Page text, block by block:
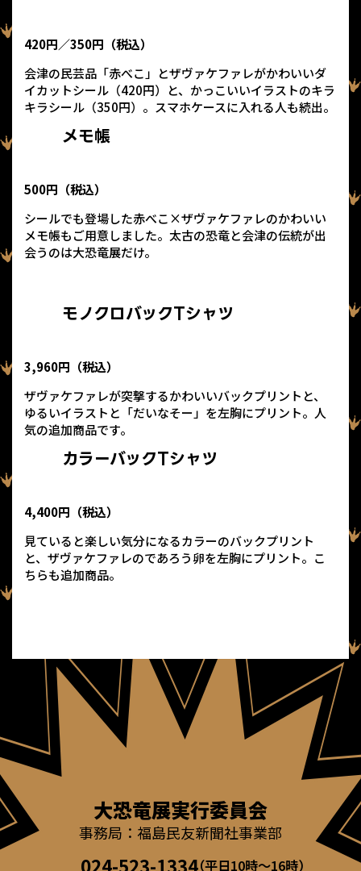
420円／350円（税込）
会津の民芸品「赤べこ」とザヴァケファレがかわいいダ
イカットシール（420円）と、かっこいいイラストのキラ
キラシール（350円）。スマホケースに入れる人も続出。
メモ帳
500円（税込）
シールでも登場した赤べこ×ザヴァケファレのかわいい
メモ帳もご用意しました。太古の恐竜と会津の伝統が出
会うのは大恐竜展だけ。
モノクロバックTシャツ
3,960円（税込）
ザヴァケファレが突撃するかわいいバックプリントと、
ゆるいイラストと「だいなそー」を左胸にプリント。人
気の追加商品です。
カラーバックTシャツ
4,400円（税込）
見ていると楽しい気分になるカラーのバックプリント
と、ザヴァケファレのであろう卵を左胸にプリント。こ
ちらも追加商品。
大恐竜展実行委員会
事務局：福島民友新聞社事業部
024-523-1334（平日10時～16時）